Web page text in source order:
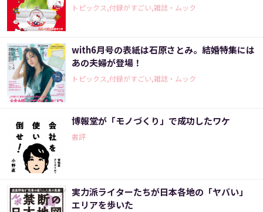
トピックス,付録がすごい,雑誌・ムック
with6月号の表紙は石原さとみ。結婚特集には
あの夫婦が登場！
トピックス,付録がすごい,雑誌・ムック
博報堂が「モノづくり」で成功したワケ
書評
実力派ライターたちが日本各地の「ヤバい」
エリアを歩いた